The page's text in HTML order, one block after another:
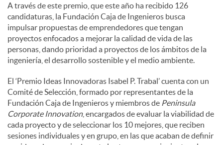
A través de este premio, que este año ha recibido 126
candidaturas, la Fundación Caja de Ingenieros busca
impulsar propuestas de emprendedores que tengan
proyectos enfocados a mejorar la calidad de vida de las
personas, dando prioridad a proyectos de los ámbitos de la
ingeniería, el desarrollo sostenible y el medio ambiente.
El ‘Premio Ideas Innovadoras Isabel P. Trabal’ cuenta con un
Comité de Selección, formado por representantes de la
Fundación Caja de Ingenieros y miembros de Peninsula
Corporate Innovation, encargados de evaluar la viabilidad de
cada proyecto y de seleccionar los 10 mejores, que reciben
sesiones individuales y en grupo, en las que acaban de definir